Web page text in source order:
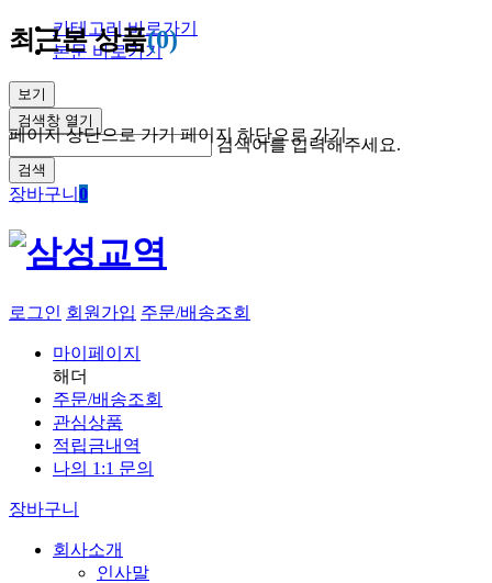
카테고리 바로가기
본문 바로가기
보기
검색창 열기
검색어를 입력해주세요.
검색
장바구니 0
로그인 회원가입 주문/배송조회
마이페이지
해더
주문/배송조회
관심상품
적립금내역
나의 1:1 문의
장바구니
회사소개
인사말
최근본 상품(0)
페이지 상단으로 가기 페이지 하단으로 가기